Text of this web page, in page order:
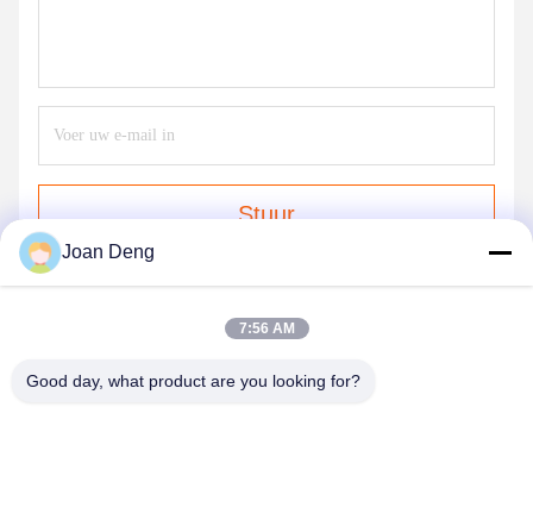
Stuur
Joan Deng
7:56 AM
Good day, what product are you looking for?